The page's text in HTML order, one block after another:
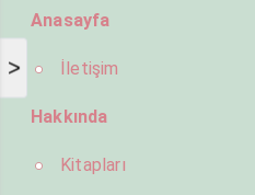
>
Anasayfa
İletişim
Hakkında
Kitapları